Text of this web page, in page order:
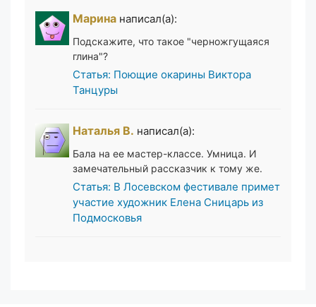
Марина написал(а):
Подскажите, что такое "черножгущаяся
глина"?
Статья: Поющие окарины Виктора
Танцуры
Наталья В. написал(а):
Бала на ее мастер-классе. Умница. И
замечательный рассказчик к тому же.
Статья: В Лосевском фестивале примет
участие художник Елена Сницарь из
Подмосковья